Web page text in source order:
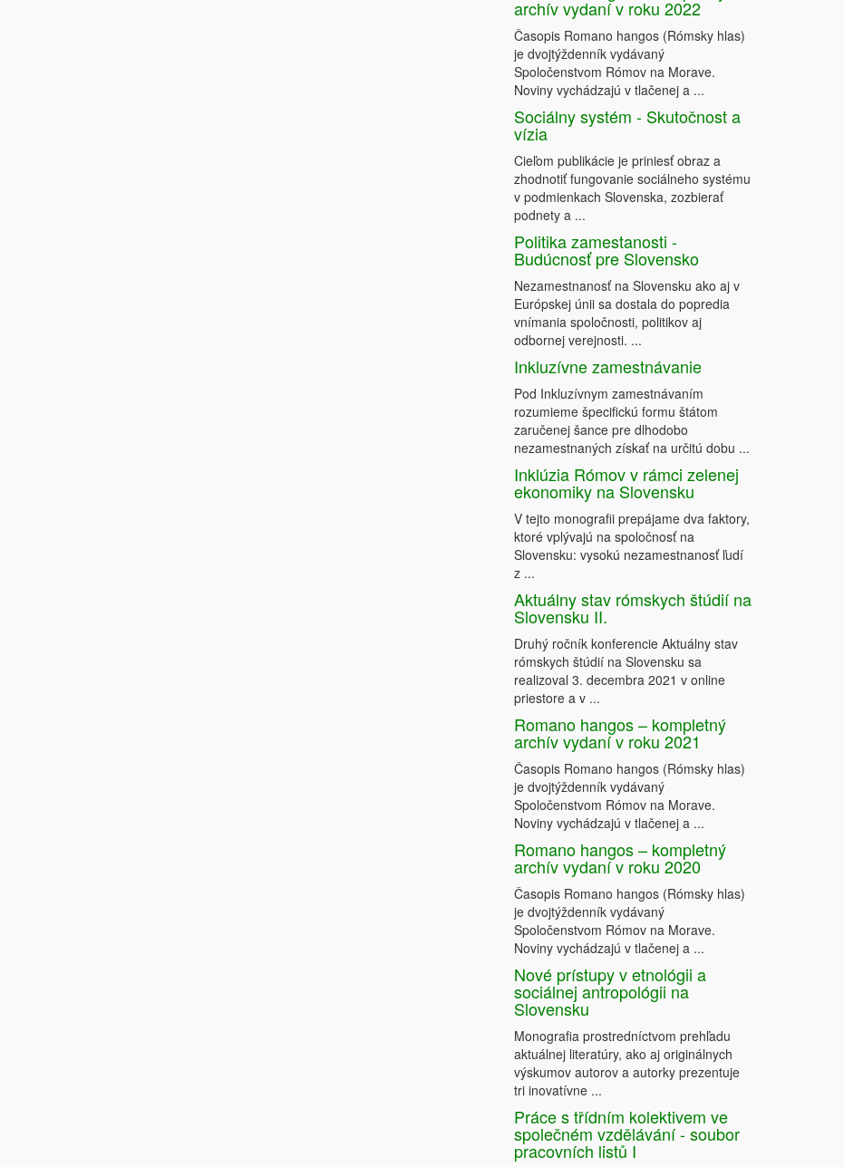
archív vydaní v roku 2022
Časopis Romano hangos (Rómsky hlas)
je dvojtýždenník vydávaný
Spoločenstvom Rómov na Morave.
Noviny vychádzajú v tlačenej a ...
Sociálny systém - Skutočnost a
vízia
Cieľom publikácie je priniesť obraz a
zhodnotiť fungovanie sociálneho systému
v podmienkach Slovenska, zozbierať
podnety a ...
Politika zamestanosti -
Budúcnosť pre Slovensko
Nezamestnanosť na Slovensku ako aj v
Európskej únii sa dostala do popredia
vnímania spoločnosti, politikov aj
odbornej verejnosti. ...
Inkluzívne zamestnávanie
Pod Inkluzívnym zamestnávaním
rozumieme špecifickú formu štátom
zaručenej šance pre dlhodobo
nezamestnaných získať na určitú dobu ...
Inklúzia Rómov v rámci zelenej
ekonomiky na Slovensku
V tejto monografii prepájame dva faktory,
ktoré vplývajú na spoločnosť na
Slovensku: vysokú nezamestnanosť ľudí
z ...
Aktuálny stav rómskych štúdií na
Slovensku II.
Druhý ročník konferencie Aktuálny stav
rómskych štúdií na Slovensku sa
realizoval 3. decembra 2021 v online
priestore a v ...
Romano hangos – kompletný
archív vydaní v roku 2021
Časopis Romano hangos (Rómsky hlas)
je dvojtýždenník vydávaný
Spoločenstvom Rómov na Morave.
Noviny vychádzajú v tlačenej a ...
Romano hangos – kompletný
archív vydaní v roku 2020
Časopis Romano hangos (Rómsky hlas)
je dvojtýždenník vydávaný
Spoločenstvom Rómov na Morave.
Noviny vychádzajú v tlačenej a ...
Nové prístupy v etnológii a
sociálnej antropológii na
Slovensku
Monografia prostredníctvom prehľadu
aktuálnej literatúry, ako aj originálnych
výskumov autorov a autorky prezentuje
tri inovatívne ...
Práce s třídním kolektivem ve
společném vzdělávání - soubor
pracovních listů I